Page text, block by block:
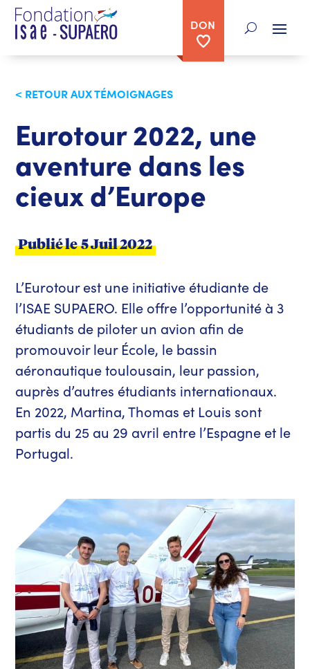
DON
< RETOUR AUX TÉMOIGNAGES
Eurotour 2022, une
aventure dans les
cieux d’Europe
Publié le 5 Juil 2022
L’Eurotour est une initiative étudiante de
l’ISAE SUPAERO. Elle offre l’opportunité à 3
étudiants de piloter un avion afin de
promouvoir leur École, le bassin
aéronautique toulousain, leur passion,
auprès d’autres étudiants internationaux.
En 2022, Martina, Thomas et Louis sont
partis du 25 au 29 avril entre l’Espagne et le
Portugal.